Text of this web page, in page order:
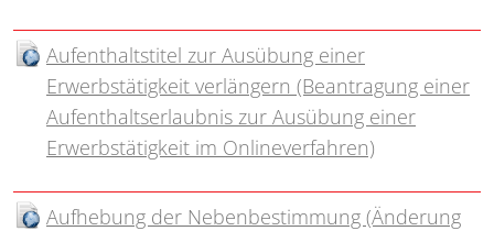
Aufenthaltstitel zur Ausübung einer
Erwerbstätigkeit verlängern (Beantragung einer
Aufenthaltserlaubnis zur Ausübung einer
Erwerbstätigkeit im Onlineverfahren)
Aufhebung der Nebenbestimmung (Änderung